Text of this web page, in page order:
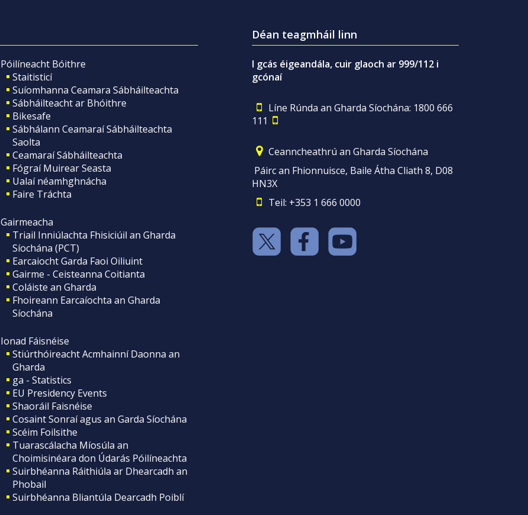
Póilíneacht Bóithre
Staitisticí
Suíomhanna Ceamara Sábháilteachta
Sábháilteacht ar Bhóithre
Bikesafe
Sábhálann Ceamaraí Sábháilteachta
Saolta
Ceamaraí Sábháilteachta
Fógraí Muirear Seasta
Ualaí néamhghnácha
Faire Tráchta
Gairmeacha
Triail Inniúlachta Fhisiciúil an Gharda
Síochána (PCT)
Earcaiocht Garda Faoi Oiliuint
Gairme - Ceisteanna Coitianta
Coláiste an Gharda
Fhoireann Earcaíochta an Gharda
Síochána
Ionad Fáisnéise
Stiúrthóireacht Acmhainní Daonna an
Gharda
ga - Statistics
EU Presidency Events
Shaoráil Faisnéise
Cosaint Sonraí agus an Garda Síochána
Scéim Foilsithe
Tuarascálacha Míosúla an
Choimisinéara don Údarás Póilíneachta
Suirbhéanna Ráithiúla ar Dhearcadh an
Phobail
Suirbhéanna Bliantúla Dearcadh Poiblí
Déan teagmháil linn
I gcás éigeandála, cuir glaoch ar 999/112 i
gcónaí
Líne Rúnda an Gharda Síochána: 1800 666
111
Ceanncheathrú an Gharda Síochána
Páirc an Fhionnuisce, Baile Átha Cliath 8, D08
HN3X
Teil: +353 1 666 0000